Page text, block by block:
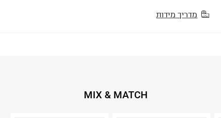
מדריך מידות
MIX & MATCH